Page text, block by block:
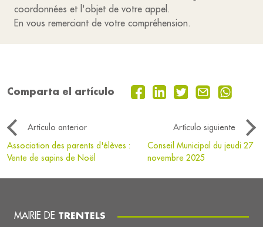
coordonnées et l'objet de votre appel.
En vous remerciant de votre compréhension.
Comparta el artículo
Artículo anterior
Artículo siguiente
Association des parents d'élèves :
Vente de sapins de Noël
Conseil Municipal du jeudi 27
novembre 2025
MAIRIE DE TRENTELS